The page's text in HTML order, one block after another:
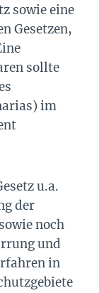
sowie eine
Gesetzen,
sollte
im
u.a.
der
noch
und
in